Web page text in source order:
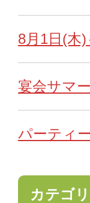
8月1日(木
宴会サマ
パーティ
カテゴ